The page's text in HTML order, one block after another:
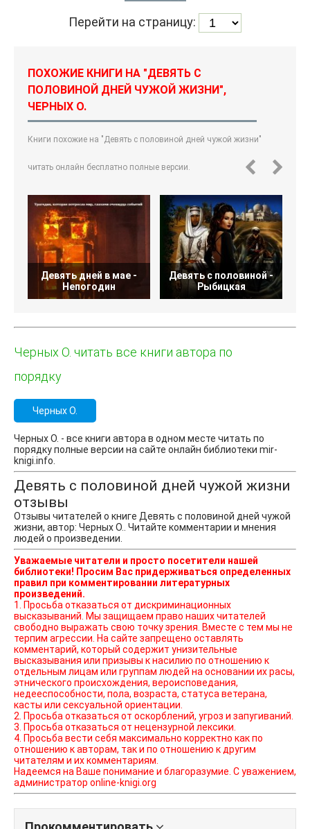
Перейти на страницу:
ПОХОЖИЕ КНИГИ НА "ДЕВЯТЬ С
ПОЛОВИНОЙ ДНЕЙ ЧУЖОЙ ЖИЗНИ",
ЧЕРНЫХ О.
Книги похожие на "Девять с половиной дней чужой жизни"
читать онлайн бесплатно полные версии.
Девять дней в мае -
Непогодин
Девять с половиной -
Рыбицкая
Черных О. читать все книги автора по
порядку
Черных О.
Черных О. - все книги автора в одном месте читать по
порядку полные версии на сайте онлайн библиотеки mir-
knigi.info.
Девять с половиной дней чужой жизни
отзывы
Отзывы читателей о книге Девять с половиной дней чужой
жизни, автор: Черных О.. Читайте комментарии и мнения
людей о произведении.
Уважаемые читатели и просто посетители нашей
библиотеки! Просим Вас придерживаться определенных
правил при комментировании литературных
произведений.
1. Просьба отказаться от дискриминационных
высказываний. Мы защищаем право наших читателей
свободно выражать свою точку зрения. Вместе с тем мы не
терпим агрессии. На сайте запрещено оставлять
комментарий, который содержит унизительные
высказывания или призывы к насилию по отношению к
отдельным лицам или группам людей на основании их расы,
этнического происхождения, вероисповедания,
недееспособности, пола, возраста, статуса ветерана,
касты или сексуальной ориентации.
2. Просьба отказаться от оскорблений, угроз и запугиваний.
3. Просьба отказаться от нецензурной лексики.
4. Просьба вести себя максимально корректно как по
отношению к авторам, так и по отношению к другим
читателям и их комментариям.
Надеемся на Ваше понимание и благоразумие. С уважением,
администратор online-knigi.org